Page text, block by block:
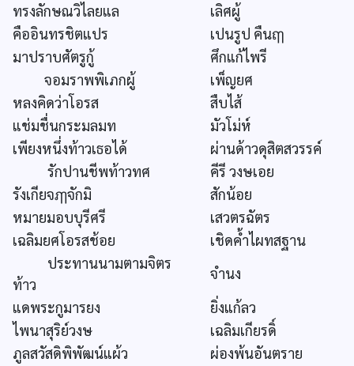
ทรงลักษณวิไลยแล
เลิศผู้
คืออินทรชิตแปร
เปนรูป คืนฤๅ
มาปราบศัตรูกู้
ศึกแก้ไพรี
จอมราพพิเภกผู้
เพ็ญยศ
หลงคิดว่าโอรส
สืบไส้
แช่มชื่นกระมลมท
มัวโม่ห์
เพียงหนึ่งท้าวเธอได้
ผ่านด้าวดุสิตสวรรค์
รักปานชีพท้าวทศ
คีรี วงษเอย
รังเกียจฦๅจักมิ
สักน้อย
หมายมอบบุรีศรี
เสวตรฉัตร
เฉลิมยศโอรสช้อย
เชิดค้ำไผทสฐาน
ประทานนามตามจิตร
ท้าว
จำนง
แดพระกูมารยง
ยิ่งแก้ลว
ไพนาสุริย์วงษ
เฉลิมเกียรดิ์
ภูลสวัสดิพิพัฒน์แผ้ว
ผ่องพ้นอันตราย